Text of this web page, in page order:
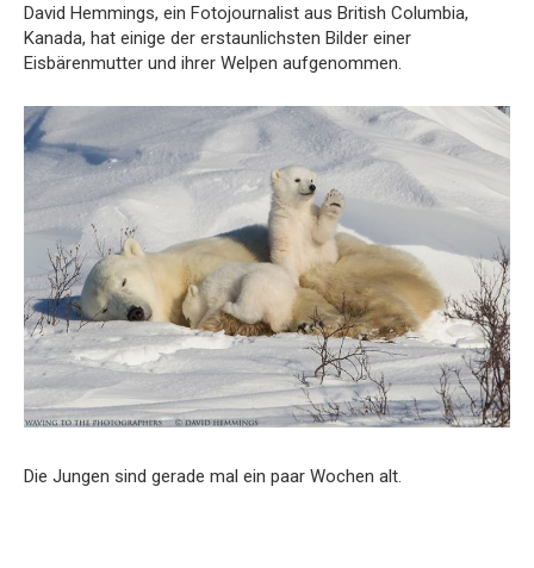
David Hemmings, ein Fotojournalist aus British Columbia,
Kanada, hat einige der erstaunlichsten Bilder einer
Eisbärenmutter und ihrer Welpen aufgenommen.
Die Jungen sind gerade mal ein paar Wochen alt.